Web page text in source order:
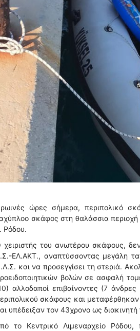
ώρες σήμερα, περιπολικό
σκάφος στη θαλάσσια περιοχή
Ρόδου.
χειριστής του ανωτέρου σκάφους,
ΕΛ.ΑΚΤ., αναπτύσσοντας μεγάλη
και να προσεγγίσει τη στεριά.
βολών σε ασφαλή
αλλοδαποί επιβαίνοντες (7
σκάφους και
υπέδειξαν τον 43χρονο ως
το Κεντρικό Λιμεναρχείο